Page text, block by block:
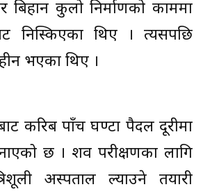
बिहान कुलो निर्माणको काममा
निस्किएका थिए । त्यसपछि
भएका थिए ।
करिब पाँच घण्टा पैदल दूरीमा
छ । शव परीक्षणका लागि
अस्पताल ल्याउने तयारी